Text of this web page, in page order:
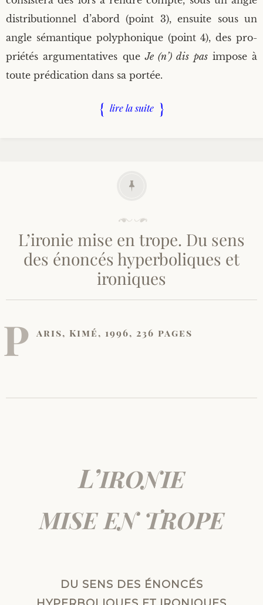
dis­tri­bu­tion­nel d’abord (point 3), ensuite sous un
angle séman­tique poly­pho­nique (point 4), des pro­
prié­tés argu­men­ta­tives queJe (n’) dis pasimpose à
toute pré­di­ca­tion dans sa portée.
lire la suite
l
i
é
l
1
L’ironie mise en trope. Du sens
des énoncés hyperboliques et
ironiques
P aris, Kimé, 1996, 236 pages
L’IRONIE
MISE EN TROPE
DU SENS DES ÉNONCÉS